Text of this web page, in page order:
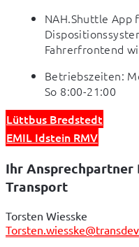
NAH.Shuttle App
Fahrerfrontend
Betriebszeiten:
So 8:00-21:00
Lüttbus Bredstedt
EMIL Idstein RMV
Ihr Ansprechpartner
Transport
Torsten Wiesske